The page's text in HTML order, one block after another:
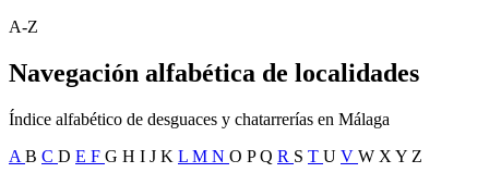
A-Z
Navegación alfabética de localidades
Índice alfabético de desguaces y chatarrerías en Málaga
A B C D E F G H I J K L M N O PQ R S T U V W X Y Z